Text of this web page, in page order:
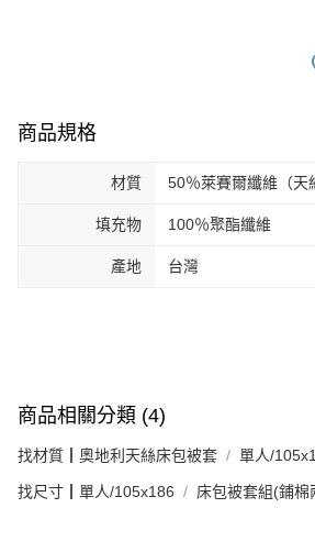
商品規格
材質 50％萊賽爾纖維（天
填充物 100％聚酯纖維
產地 台灣
商品相關分類 (4)
找材質┃奧地利天絲床包被套 單人/
找尺寸┃單人/105x186 床包被套組(鋪棉